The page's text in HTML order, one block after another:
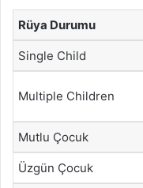
Rüya Durumu
Single Child
Multiple Children
Mutlu Çocuk
Üzgün Çocuk